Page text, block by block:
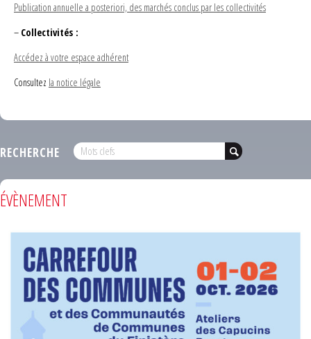
Publication annuelle a posteriori, des marchés conclus par les collectivités
– Collectivités :
Accédez à votre espace adhérent
Consultez la notice légale
RECHERCHE
ÉVÈNEMENT